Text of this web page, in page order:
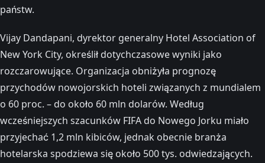
państw.
Vijay Dandapani, dyrektor generalny Hotel Association of
New York City, określił dotychczasowe wyniki jako
rozczarowujące. Organizacja obniżyła prognozę
przychodów nowojorskich hoteli związanych z mundialem
o 60 proc. – do około 60 mln dolarów. Według
wcześniejszych szacunków FIFA do Nowego Jorku miało
przyjechać 1,2 mln kibiców, jednak obecnie branża
hotelarska spodziewa się około 500 tys. odwiedzających.